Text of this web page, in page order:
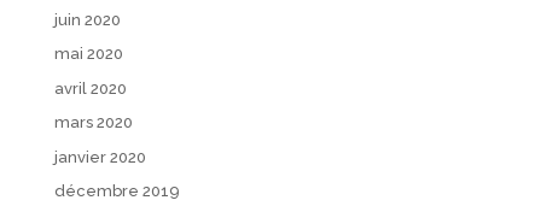
juin 2020
mai 2020
avril 2020
mars 2020
janvier 2020
décembre 2019